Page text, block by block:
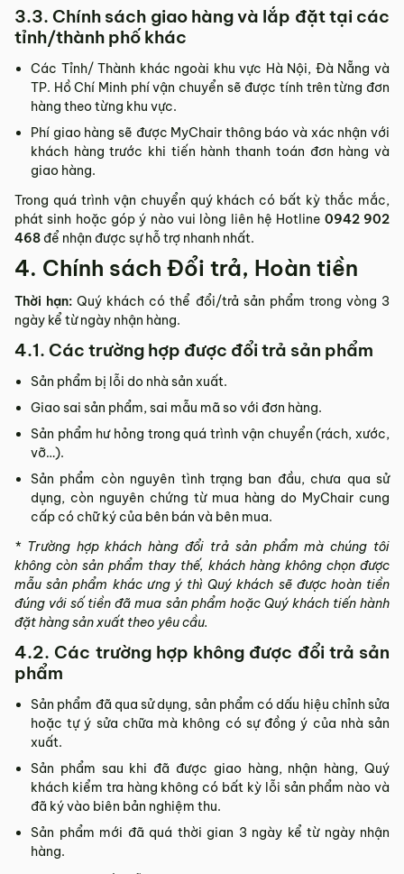
3.3. Chính sách giao hàng và lắp đặt tại các
tỉnh/thành phố khác
Các Tỉnh/ Thành khác ngoài khu vực Hà Nội, Đà Nẵng và
TP. Hồ Chí Minh phí vận chuyển sẽ được tính trên từng đơn
hàng theo từng khu vực.
Phí giao hàng sẽ được MyChair thông báo và xác nhận với
khách hàng trước khi tiến hành thanh toán đơn hàng và
giao hàng.
Trong quá trình vận chuyển quý khách có bất kỳ thắc mắc,
phát sinh hoặc góp ý nào vui lòng liên hệ Hotline 0942 902
468 để nhận được sự hỗ trợ nhanh nhất.
4. Chính sách Đổi trả, Hoàn tiền
Thời hạn: Quý khách có thể đổi/trả sản phẩm trong vòng 3
ngày kể từ ngày nhận hàng.
4.1. Các trường hợp được đổi trả sản phẩm
Sản phẩm bị lỗi do nhà sản xuất.
Giao sai sản phẩm, sai mẫu mã so với đơn hàng.
Sản phẩm hư hỏng trong quá trình vận chuyển (rách, xước,
vỡ…).
Sản phẩm còn nguyên tình trạng ban đầu, chưa qua sử
dụng, còn nguyên chứng từ mua hàng do MyChair cung
cấp có chữ ký của bên bán và bên mua.
* Trường hợp khách hàng đổi trả sản phẩm mà chúng tôi
không còn sản phẩm thay thế, khách hàng không chọn được
mẫu sản phẩm khác ưng ý thì Quý khách sẽ được hoàn tiền
đúng với số tiền đã mua sản phẩm hoặc Quý khách tiến hành
đặt hàng sản xuất theo yêu cầu.
4.2. Các trường hợp không được đổi trả sản
phẩm
Sản phẩm đã qua sử dụng, sản phẩm có dấu hiệu chỉnh sửa
hoặc tự ý sửa chữa mà không có sự đồng ý của nhà sản
xuất.
Sản phẩm sau khi đã được giao hàng, nhận hàng, Quý
khách kiểm tra hàng không có bất kỳ lỗi sản phẩm nào và
đã ký vào biên bản nghiệm thu.
Sản phẩm mới đã quá thời gian 3 ngày kể từ ngày nhận
hàng.